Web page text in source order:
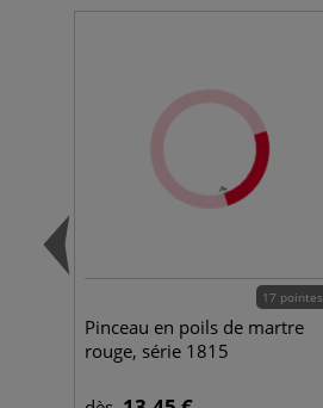
17 pointes
Pinceau en poils de martre
rouge, série 1815